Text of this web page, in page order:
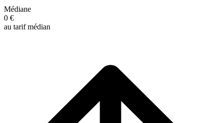
Médiane
0 €
au tarif médian